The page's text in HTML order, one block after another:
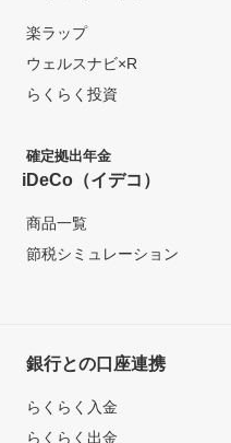
楽ラップ
ウェルスナビ×R
らくらく投資
確定拠出年金
iDeCo（イデコ）
商品一覧
節税シミュレーション
銀行との口座連携
らくらく入金
らくらく出金